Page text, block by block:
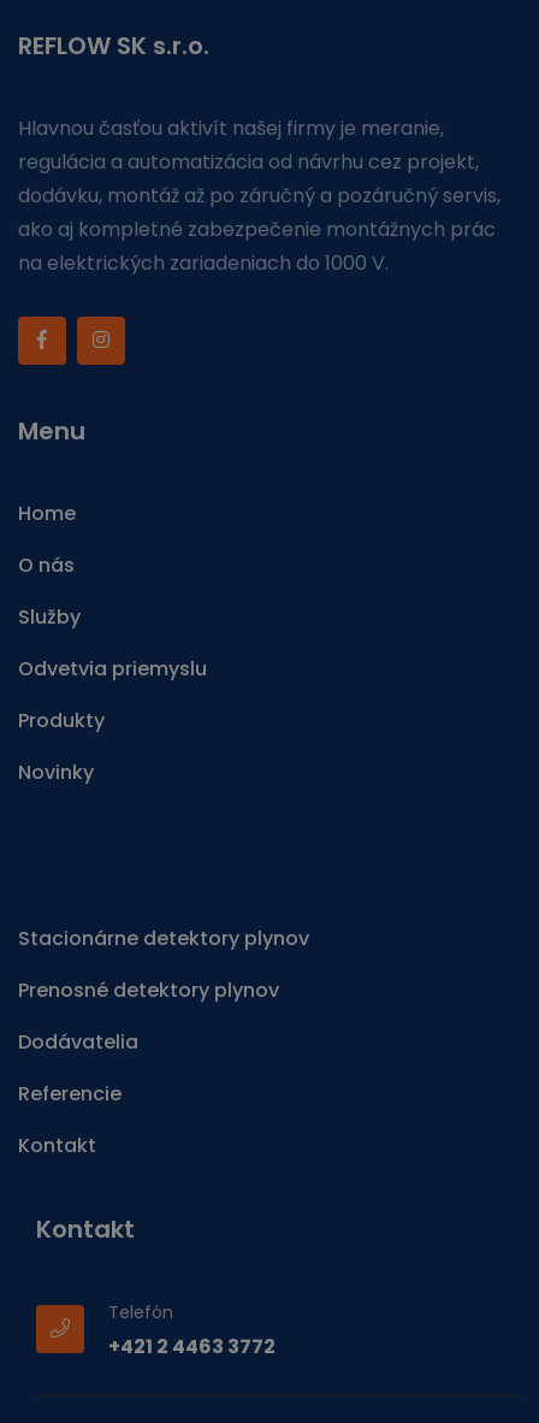
REFLOW SK s.r.o.
Hlavnou časťou aktivít našej firmy je meranie,
regulácia a automatizácia od návrhu cez projekt,
dodávku, montáž až po záručný a pozáručný servis,
ako aj kompletné zabezpečenie montážnych prác
na elektrických zariadeniach do 1000 V.
Menu
Home
O nás
Služby
Odvetvia priemyslu
Produkty
Novinky
Stacionárne detektory plynov
Prenosné detektory plynov
Dodávatelia
Referencie
Kontakt
Kontakt
Telefón
+421 2 4463 3772